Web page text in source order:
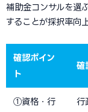
補助金コンサルを選
することが採択率向
確認ポイン
ト
確
①資格・行
行